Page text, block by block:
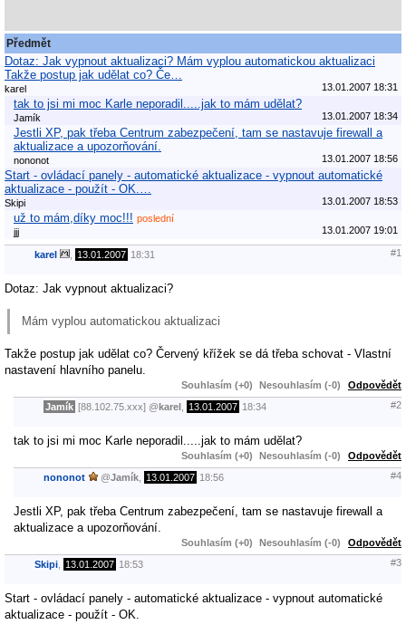
Předmět
Dotaz: Jak vypnout aktualizaci? Mám vyplou automatickou aktualizaci
Takže postup jak udělat co? Če…
karel 13.01.2007 18:31
tak to jsi mi moc Karle neporadil.....jak to mám udělat?
Jamík 13.01.2007 18:34
Jestli XP, pak třeba Centrum zabezpečení, tam se nastavuje firewall a
aktualizace a upozorňování.
nononot 13.01.2007 18:56
Start - ovládací panely - automatické aktualizace - vypnout automatické
aktualizace - použít - OK.…
Skipi 13.01.2007 18:53
už to mám,díky moc!!! poslední
jjj
13.01.2007 19:01
karel 13.01.2007 18:31 #1
Dotaz: Jak vypnout aktualizaci?
Mám vyplou automatickou aktualizaci
Takže postup jak udělat co? Červený křížek se dá třeba schovat - Vlastní
nastavení hlavního panelu.
Souhlasím (+0) Nesouhlasím (-0) Odpovědět
Jamík [88.102.75.xxx] @karel 13.01.2007 18:34 #2
tak to jsi mi moc Karle neporadil.....jak to mám udělat?
Souhlasím (+0) Nesouhlasím (-0) Odpovědět
nononot @Jamík 13.01.2007 18:56 #4
Jestli XP, pak třeba Centrum zabezpečení, tam se nastavuje firewall a
aktualizace a upozorňování.
Souhlasím (+0) Nesouhlasím (-0) Odpovědět
Skipi 13.01.2007 18:53 #3
Start - ovládací panely - automatické aktualizace - vypnout automatické
aktualizace - použít - OK.